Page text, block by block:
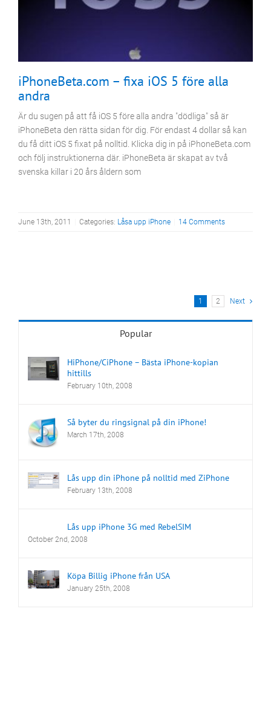
iPhoneBeta.com – fixa iOS 5 före alla
andra
Är du sugen på att få iOS 5 före alla andra "dödliga" så är
iPhoneBeta den rätta sidan för dig. För endast 4 dollar så kan
du få ditt iOS 5 fixat på nolltid. Klicka dig in på iPhoneBeta.com
och följ instruktionerna där. iPhoneBeta är skapat av två
svenska killar i 20 års åldern som
June 13th, 2011 Categories: Låsa upp iPhone 14 Comments
1 2 Next
Popular
HiPhone/CiPhone – Bästa iPhone-kopian
hittills
February 10th, 2008
Så byter du ringsignal på din iPhone!
March 17th, 2008
Lås upp din iPhone på nolltid med ZiPhone
February 13th, 2008
Lås upp iPhone 3G med RebelSIM
October 2nd, 2008
Köpa Billig iPhone från USA
January 25th, 2008